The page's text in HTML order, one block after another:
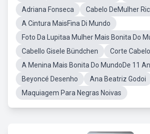
Adriana Fonseca
Cabelo DeMulher
A Cintura MaisFina Di Mundo
Foto Da Lupitaa Mulher Mais Bonita Do
Cabello Gisele Bündchen
Corte
A Menina Mais Bonita Do MundoDe 11
Beyoncé Desenho
Ana Beatriz Godoi
Maquiagem Para Negras Noivas